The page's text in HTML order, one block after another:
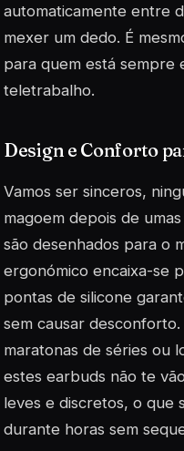
automaticamente entre
mexer um dedo. É
para quem está sempre
teletrabalho.
Design e Conforto
Vamos ser sinceros,
magoem depois de
são desenhados para o
ergonómico encaixa-se
pontas de silicone
sem causar
maratonas de séries ou
estes earbuds não te
leves e discretos, o que
durante horas sem